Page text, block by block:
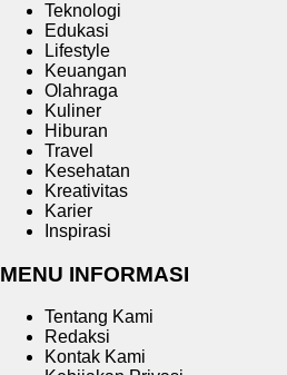
Teknologi
Edukasi
Lifestyle
Keuangan
Olahraga
Kuliner
Hiburan
Travel
Kesehatan
Kreativitas
Karier
Inspirasi
MENU INFORMASI
Tentang Kami
Redaksi
Kontak Kami